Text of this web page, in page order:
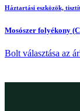
Háztartási eszközök,
Mosószer folyékony
Bolt választása az